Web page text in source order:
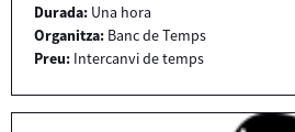
Durada: Una hora
Organitza: Banc de Temps
Preu: Intercanvi de temps